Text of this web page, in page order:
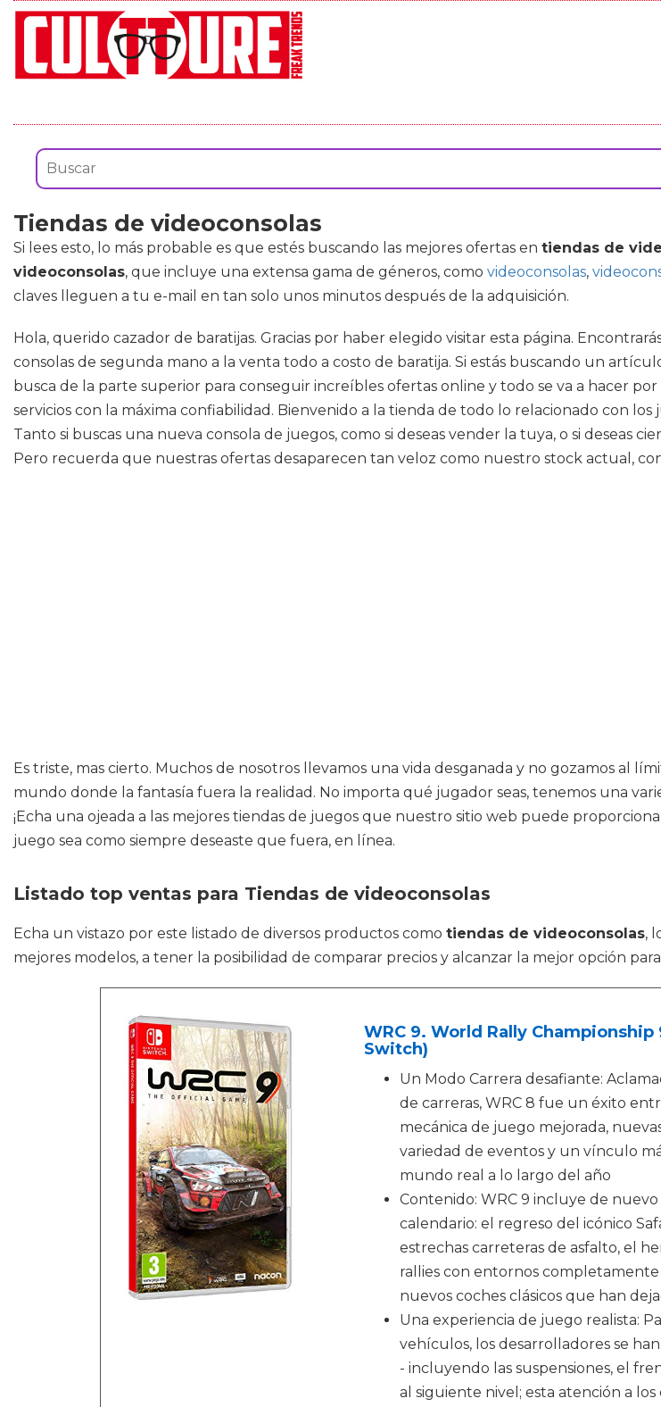
Tiendas de videoconsolas
Si lees esto, lo más probable es que estés buscando las mejores ofertas en tiendas de
videoconsolas, que incluye una extensa gama de géneros, como videoconsolas,
claves lleguen a tu e-mail en tan solo unos minutos después de la adquisición.
Hola, querido cazador de baratijas. Gracias por haber elegido visitar esta página.
consolas de segunda mano a la venta todo a costo de baratija. Si estás buscando un
busca de la parte superior para conseguir increíbles ofertas online y todo se va a hacer
servicios con la máxima confiabilidad. Bienvenido a la tienda de todo lo relacionado con
Tanto si buscas una nueva consola de juegos, como si deseas vender la tuya, o si deseas
Pero recuerda que nuestras ofertas desaparecen tan veloz como nuestro stock actual,
Es triste, mas cierto. Muchos de nosotros llevamos una vida desganada y no gozamos al
mundo donde la fantasía fuera la realidad. No importa qué jugador seas, tenemos una
¡Echa una ojeada a las mejores tiendas de juegos que nuestro sitio web puede
juego sea como siempre deseaste que fuera, en línea.
Listado top ventas para Tiendas de videoconsolas
Echa un vistazo por este listado de diversos productos como tiendas de videoconsolas,
mejores modelos, a tener la posibilidad de comparar precios y alcanzar la mejor opción
WRC 9. World Rally
Switch)
Un Modo Carrera desafiante:
de carreras, WRC 8 fue un éxito
mecánica de juego mejorada,
variedad de eventos y un vínculo
mundo real a lo largo del año
Contenido: WRC 9 incluye de
calendario: el regreso del icónico
estrechas carreteras de asfalto, el
rallies con entornos
nuevos coches clásicos que han
Una experiencia de juego realista:
vehículos, los desarrolladores se
- incluyendo las suspensiones, el
al siguiente nivel; esta atención a